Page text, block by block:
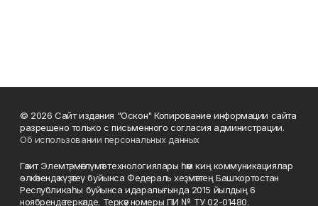
© 2026 Сайт издания "Оскон" Копирование информации сайта
разрешено только с письменного согласия администрации.
Об использовании персональных данных
Гәзит Элемтә, мәғлүмәт технологиялары һәм киң коммуникациялар
өлкәһендә күҙәтеү буйынса Федераль хеҙмәттең Башҡортостан
Республикаһы буйынса идаралығында 2015 йылдың 6
ноябрендә теркәлде. Теркәү номеры ПИ № ТУ 02-01480.